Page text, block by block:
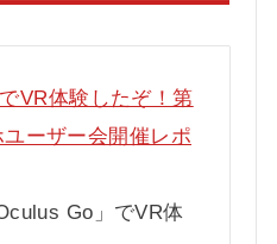
VR体験したぞ！第
ーザー会開催レポ
Go」でVR体